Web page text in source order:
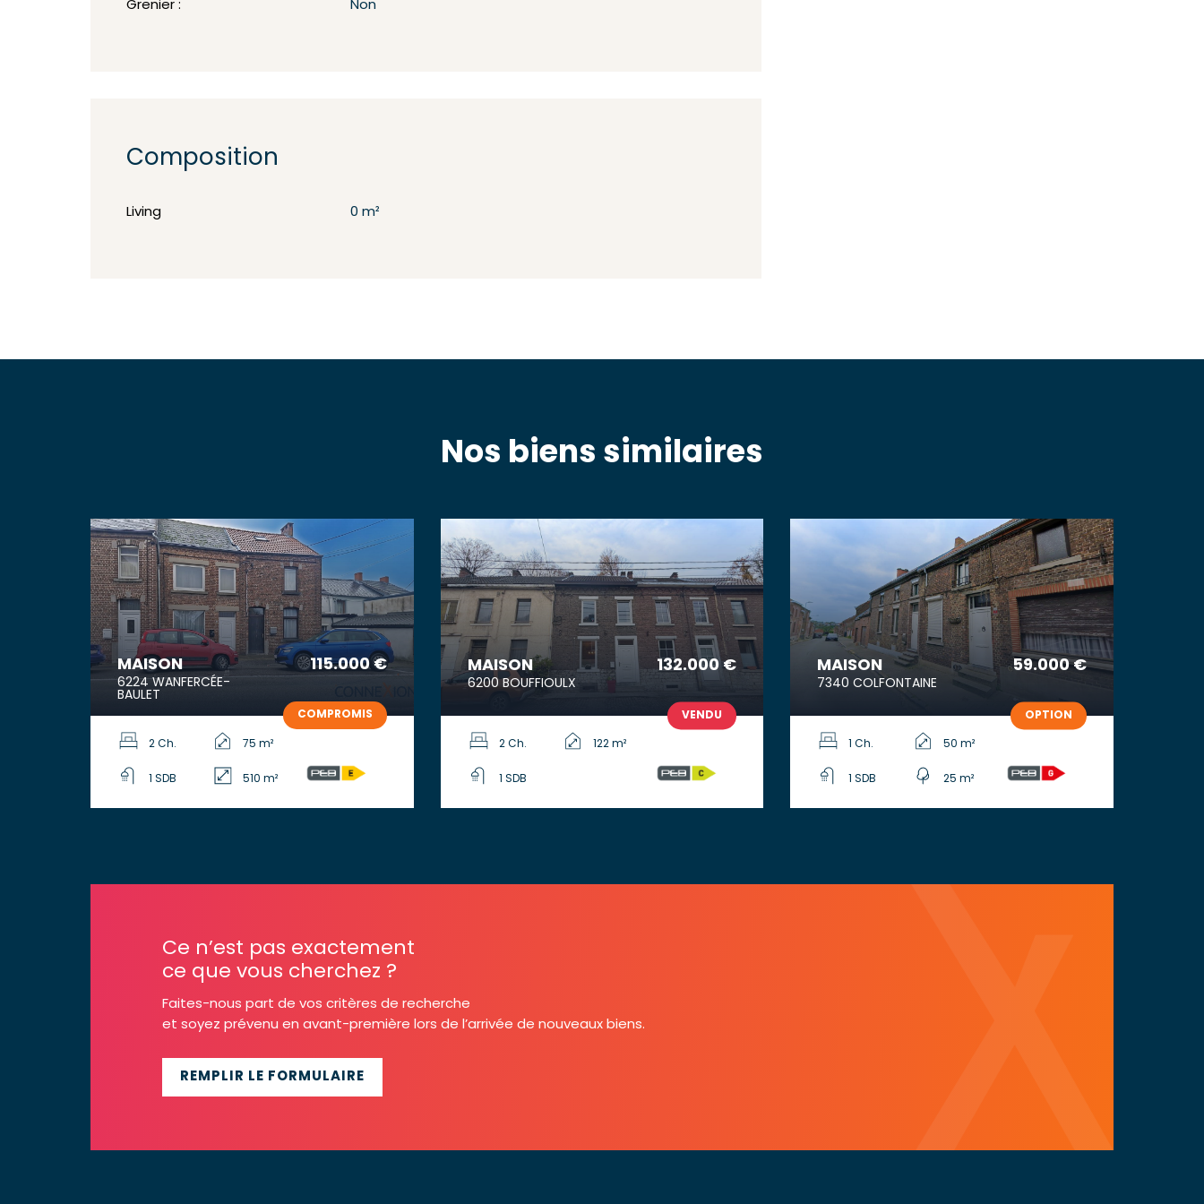
Grenier :
Non
Composition
Living 0 m²
Nos biens similaires
MAISON 115.000 €
6224 WANFERCÉE-
BAULET
COMPROMIS
2 Ch. 75 m²
1 SDB 510 m²
MAISON 132.000 €
6200 BOUFFIOULX
VENDU
2 Ch. 122 m²
1 SDB
MAISON 59.000 €
7340 COLFONTAINE
OPTION
1 Ch. 50 m²
1 SDB 25 m²
Ce n’est pas exactement
ce que vous cherchez ?
Faites-nous part de vos critères de recherche
et soyez prévenu en avant-première lors de l’arrivée de nouveaux biens.
REMPLIR LE FORMULAIRE